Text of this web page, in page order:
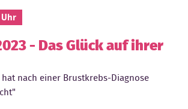
- Das Glück auf ihrer
nach einer Brustkrebs-Diagnose